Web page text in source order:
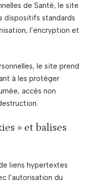
de Santé, le site
dispositifs standards
l’encryption et
le site prend
à les protéger
accès non
» et balises
liens hypertextes
l’autorisation du